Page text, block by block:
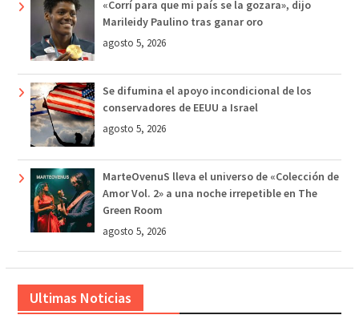
«Corrí para que mi país se la gozara», dijo
Marileidy Paulino tras ganar oro
agosto 5, 2026
Se difumina el apoyo incondicional de los
conservadores de EEUU a Israel
agosto 5, 2026
MarteOvenuS lleva el universo de «Colección de
Amor Vol. 2» a una noche irrepetible en The
Green Room
agosto 5, 2026
Ultimas Noticias